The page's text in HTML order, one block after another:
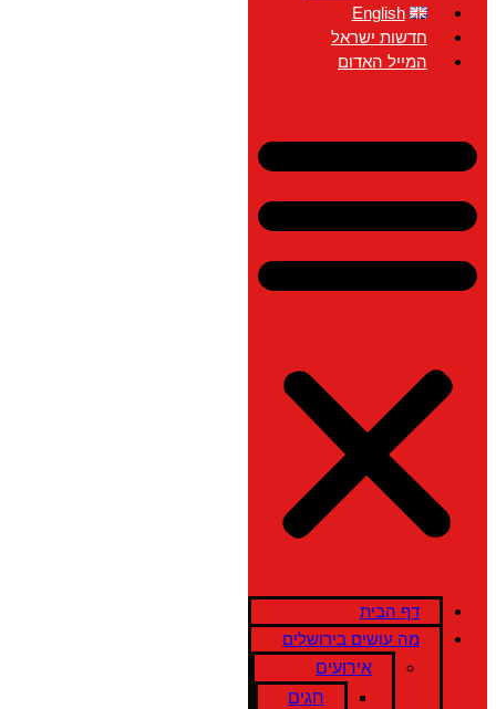
English
חדשות ישראל
המייל האדום
דף הבית
מה עושים בירושלים
אירועים
חגים